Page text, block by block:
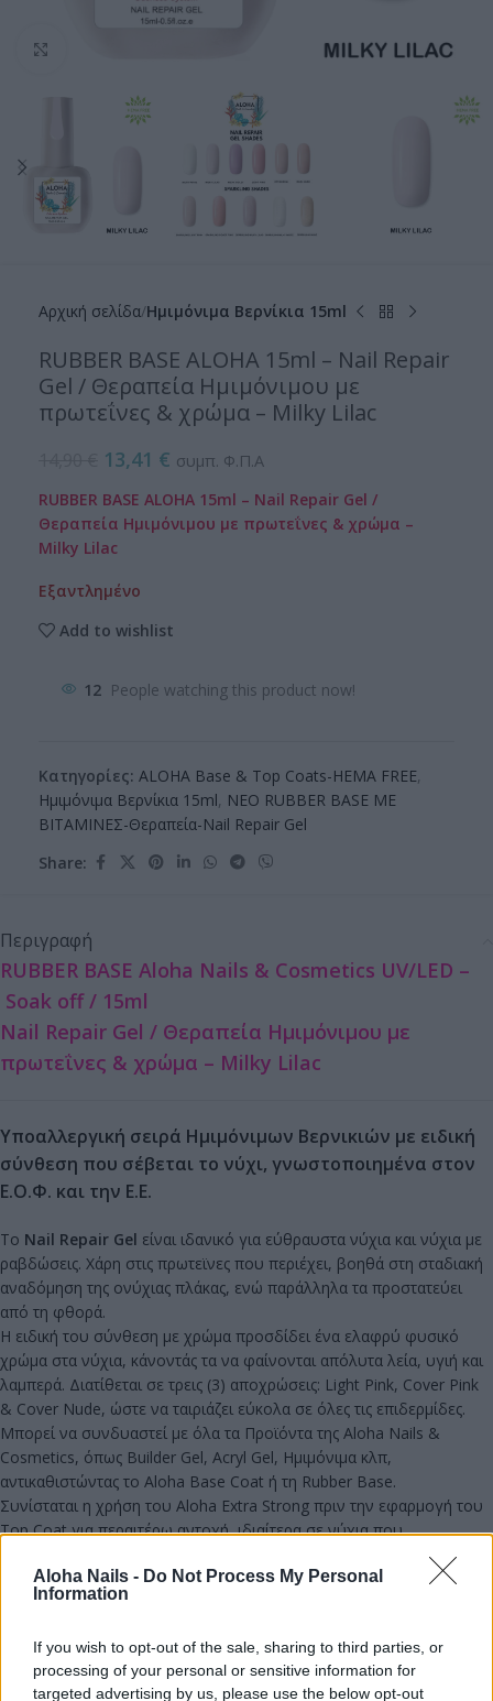
Aloha Nails - Do Not Process My Personal
Information
If you wish to opt-out of the sale, sharing to third parties, or
processing of your personal or sensitive information for
targeted advertising by us, please use the below opt-out
Αρχική σελίδα Ημιμόνιμα Βερνίκια 15ml
RUBBER BASE ALOHA 15ml – Nail Repair
Gel / Θεραπεία Ημιμόνιμου με
πρωτεΐνες & χρώμα – Milky Lilac
13,41 € συμπ. Φ.Π.Α
RUBBER BASE ALOHA 15ml – Nail Repair Gel /
Θεραπεία Ημιμόνιμου με πρωτεΐνες & χρώμα –
Milky Lilac
Εξαντλημένο
Add to wishlist
12 People watching this product now!
Κατηγορίες: ALOHA Base & Top Coats-HEMA FREE,
Ημιμόνιμα Βερνίκια 15ml, ΝΕΟ RUBBER BASE ΜΕ
ΒΙΤΑΜΙΝΕΣ-Θεραπεία-Nail Repair Gel
Share:
Περιγραφή
RUBBER BASE Aloha Nails & Cosmetics UV/LED –
Soak off / 15ml
Nail Repair Gel / Θεραπεία Ημιμόνιμου με
πρωτεΐνες & χρώμα – Milky Lilac
Υποαλλεργική σειρά Ημιμόνιμων Βερνικιών με ειδική
σύνθεση που σέβεται το νύχι, γνωστοποιημένα στον
Ε.Ο.Φ. και την Ε.Ε.
Το Nail Repair Gel είναι ιδανικό για εύθραυστα νύχια και νύχια με
ραβδώσεις. Χάρη στις πρωτεϊνες που περιέχει, βοηθά στη σταδιακή
αναδόμηση της ονύχιας πλάκας, ενώ παράλληλα τα προστατεύει
από τη φθορά.
Η ειδική του σύνθεση με χρώμα προσδίδει ένα ελαφρύ φυσικό
χρώμα στα νύχια, κάνοντάς τα να φαίνονται απόλυτα λεία, υγιή και
λαμπερά. Διατίθεται σε τρεις (3) αποχρώσεις: Light Pink, Cover Pink
& Cover Nude, ώστε να ταιριάζει εύκολα σε όλες τις επιδερμίδες.
Μπορεί να συνδυαστεί με όλα τα Προϊόντα της Aloha Nails &
Cosmetics, όπως Builder Gel, Acryl Gel, Ημιμόνιμα κλπ,
αντικαθιστώντας το Aloha Base Coat ή τη Rubber Base.
Συνίσταται η χρήση του Aloha Extra Strong πριν την εφαρμογή του
Top Coat για περαιτέρω αντοχή, ιδιαίτερα σε νύχια που
Σύνθεση:
Απαλλαγμένο από τοξικά συστατικά.
Με ελαφριά οσμή (odorless system).
Δεν προκαλεί αλλεργίες. Η ειδική του σύνθεση το καθιστά